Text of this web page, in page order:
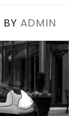
BY ADMIN